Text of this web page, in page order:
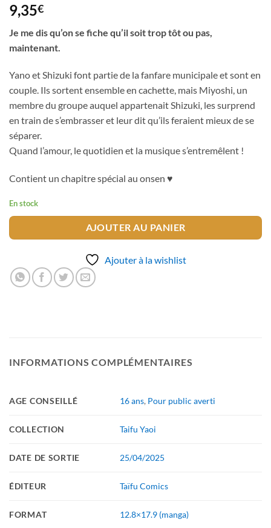
9,35€
Je me dis qu’on se fiche qu’il soit trop tôt ou pas,
maintenant.
Yano et Shizuki font partie de la fanfare municipale et sont en
couple. Ils sortent ensemble en cachette, mais Miyoshi, un
membre du groupe auquel appartenait Shizuki, les surprend
en train de s’embrasser et leur dit qu’ils feraient mieux de se
séparer.
Quand l’amour, le quotidien et la musique s’entremêlent !
Contient un chapitre spécial au onsen ♥
En stock
AJOUTER AU PANIER
Ajouter à la wishlist
INFORMATIONS COMPLÉMENTAIRES
AGE CONSEILLÉ 16 ans, Pour public averti
COLLECTION Taifu Yaoi
DATE DE SORTIE 25/04/2025
ÉDITEUR Taïfu Comics
FORMAT 12.8×17.9 (manga)